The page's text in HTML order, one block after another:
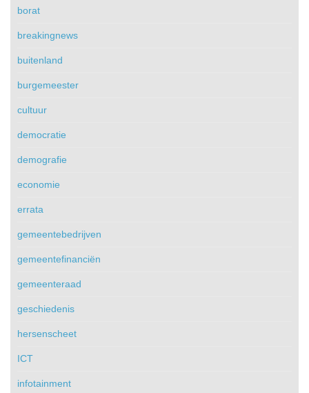
borat
breakingnews
buitenland
burgemeester
cultuur
democratie
demografie
economie
errata
gemeentebedrijven
gemeentefinanciën
gemeenteraad
geschiedenis
hersenscheet
ICT
infotainment